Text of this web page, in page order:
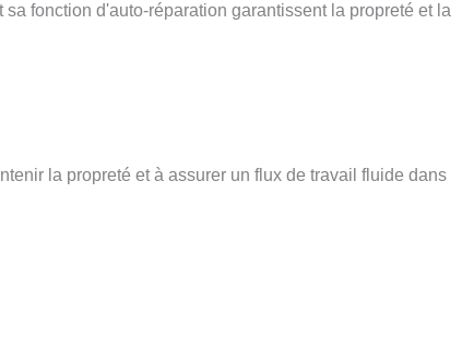
fonction d'auto-réparation garantissent la propreté et la
la propreté et à assurer un flux de travail fluide dans